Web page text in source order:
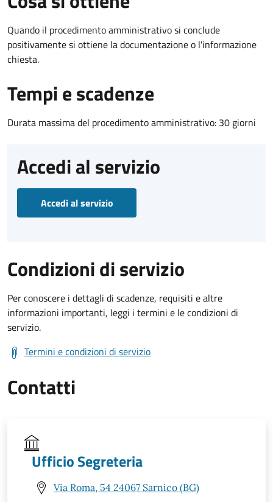
Quando il procedimento amministrativo si conclude
positivamente si ottiene la documentazione o l'informazione
chiesta.
Tempi e scadenze
Durata massima del procedimento amministrativo: 30 giorni
Accedi al servizio
Accedi al servizio
Condizioni di servizio
Per conoscere i dettagli di scadenze, requisiti e altre
informazioni importanti, leggi i termini e le condizioni di
servizio.
Termini e condizioni di servizio
Contatti
Ufficio Segreteria
Via Roma, 54 24067 Sarnico (BG)